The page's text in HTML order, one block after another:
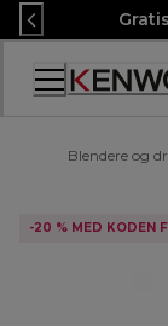
Skip
to
Content
Blendere og
-20 % MED KODEN